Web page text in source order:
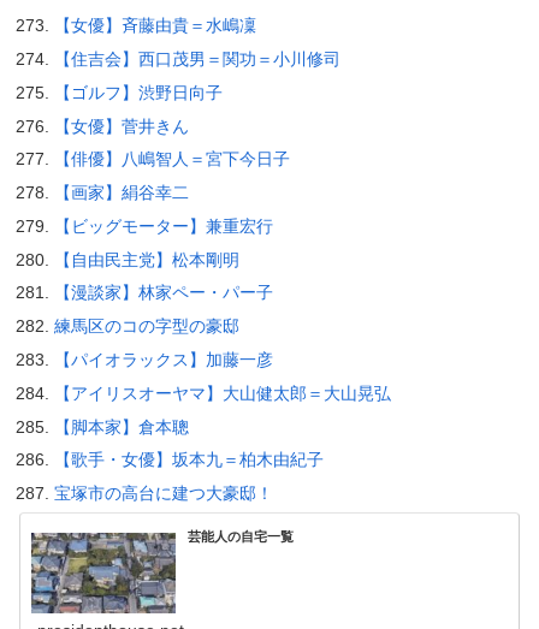
【女優】斉藤由貴＝水嶋凜
【住吉会】西口茂男＝関功＝小川修司
【ゴルフ】渋野日向子
【女優】菅井きん
【俳優】八嶋智人＝宮下今日子
【画家】絹谷幸二
【ビッグモーター】兼重宏行
【自由民主党】松本剛明
【漫談家】林家ペー・パー子
練馬区のコの字型の豪邸
【パイオラックス】加藤一彦
【アイリスオーヤマ】大山健太郎＝大山晃弘
【脚本家】倉本聰
【歌手・女優】坂本九＝柏木由紀子
宝塚市の高台に建つ大豪邸！
芸能人の自宅一覧